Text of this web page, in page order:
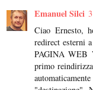
Emanuel Silci
Ciao Ernesto,
redirect esterni
PAGINA WEB
primo